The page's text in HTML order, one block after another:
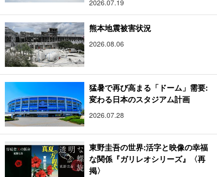
2026.07.19
熊本地震被害状況
2026.08.06
猛暑で再び高まる「ドーム」需要:
変わる日本のスタジアム計画
2026.07.28
東野圭吾の世界:活字と映像の幸福
な関係『ガリレオシリーズ』〈再
掲〉